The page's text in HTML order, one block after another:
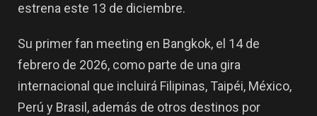
estrena este 13 de diciembre.
Su primer fan meeting en Bangkok, el 14 de
febrero de 2026, como parte de una gira
internacional que incluirá Filipinas, Taipéi, México,
Perú y Brasil , además de otros destinos por